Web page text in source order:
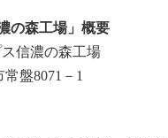
の森工場」概要
信濃の森工場
盤8071－1